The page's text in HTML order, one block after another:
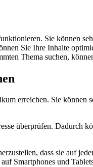
Sie können
Sie Ihre Inhalte
Thema suchen,
erreichen. Sie können
überprüfen. Dadurch
dass sie auf
Smartphones und